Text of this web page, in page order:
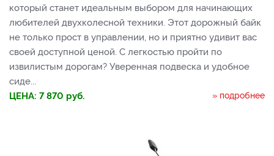
который станет идеальным выбором для начинающих
любителей двухколесной техники. Этот дорожный байк
не только прост в управлении, но и приятно удивит вас
своей доступной ценой. С легкостью пройти по
извилистым дорогам? Уверенная подвеска и удобное
сиде...
ЦЕНА: 7 870 руб. » подробнее